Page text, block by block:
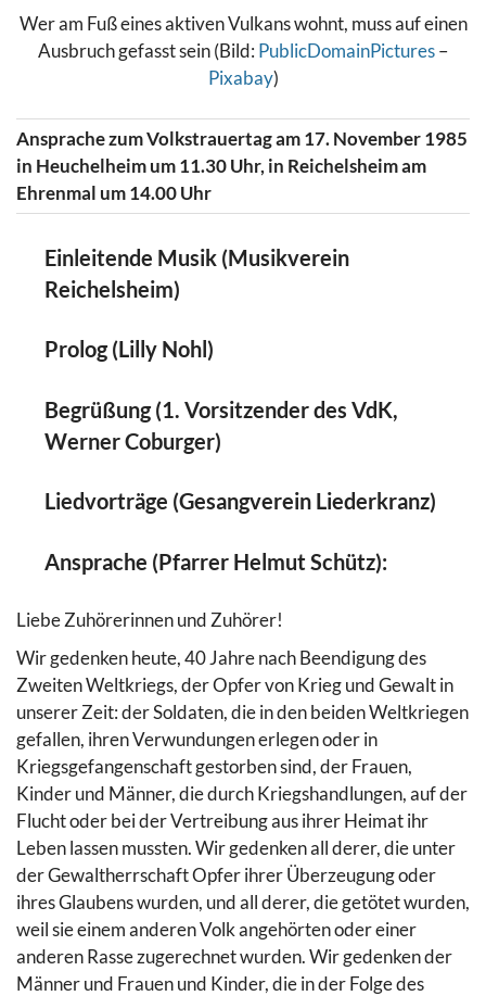
Wer am Fuß eines aktiven Vulkans wohnt, muss auf einen
Ausbruch gefasst sein (Bild: PublicDomainPictures–
Pixabay)
Ansprache zum Volkstrauertag am 17. November 1985
in Heuchelheim um 11.30 Uhr, in Reichelsheim am
Ehrenmal um 14.00 Uhr
Einleitende Musik (Musikverein
Reichelsheim)
Prolog (Lilly Nohl)
Begrüßung (1. Vorsitzender des VdK,
Werner Coburger)
Liedvorträge (Gesangverein Liederkranz)
Ansprache (Pfarrer Helmut Schütz):
Liebe Zuhörerinnen und Zuhörer!
Wir gedenken heute, 40 Jahre nach Beendigung des
Zweiten Weltkriegs, der Opfer von Krieg und Gewalt in
unserer Zeit: der Soldaten, die in den beiden Weltkriegen
gefallen, ihren Verwundungen erlegen oder in
Kriegsgefangenschaft gestorben sind, der Frauen,
Kinder und Männer, die durch Kriegshandlungen, auf der
Flucht oder bei der Vertreibung aus ihrer Heimat ihr
Leben lassen mussten. Wir gedenken all derer, die unter
der Gewaltherrschaft Opfer ihrer Überzeugung oder
ihres Glaubens wurden, und all derer, die getötet wurden,
weil sie einem anderen Volk angehörten oder einer
anderen Rasse zugerechnet wurden. Wir gedenken der
Männer und Frauen und Kinder, die in der Folge des